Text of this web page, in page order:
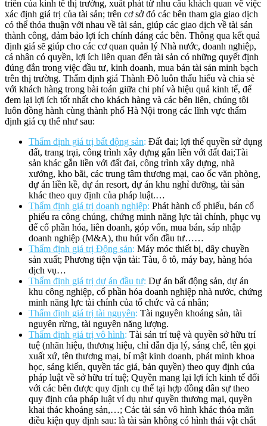
triển của kinh tế thị trường, xuất phát từ nhu cầu khách quan về việc
xác định giá trị của tài sản; trên cơ sở đó các bên tham gia giao dịch
có thể thỏa thuận với nhau về tài sản, giúp các giao dịch về tài sản
thành công, đảm bảo lợi ích chính đáng các bên. Thông qua kết quả
định giá sẽ giúp cho các cơ quan quản lý Nhà nước, doanh nghiệp,
cá nhân có quyền, lợi ích liên quan đến tài sản có những quyết định
đúng đắn trong việc đầu tư, kinh doanh, mua bán tài sản minh bạch
trên thị trường. Thẩm định giá Thành Đô luôn thấu hiểu và chia sẻ
với khách hàng trong bài toán giữa chi phí và hiệu quả kinh tế, để
đem lại lợi ích tốt nhất cho khách hàng và các bên liên, chúng tôi
luôn đồng hành cùng thành phố Hà Nội trong các lĩnh vực thẩm
định giá cụ thể như sau:
Thẩm định giá trị bất động sản: Đất đai; lợi thế quyền sử dụng
đất, trang trại, công trình xây dựng gắn liền với đất đai;Tài
sản khác gắn liền với đất đai, công trình xây dựng, nhà
xưởng, kho bãi, các trung tâm thương mại, cao ốc văn phòng,
dự án liền kề, dự án resort, dự án khu nghỉ dưỡng, tài sản
khác theo quy định của pháp luật.…
Thẩm định giá trị doanh nghiệp: Phát hành cổ phiếu, bán cổ
phiếu ra công chúng, chứng minh năng lực tài chính, phục vụ
để cổ phần hóa, liên doanh, góp vốn, mua bán, sáp nhập
doanh nghiệp (M&A), thu hút vốn đầu tư……
Thẩm định giá trị Động sản: Máy móc thiết bị, dây chuyền
sản xuất; Phương tiện vận tải: Tàu, ô tô, máy bay, hàng hóa
dịch vụ…
Thẩm định giá trị dự án đầu tư: Dự án bất động sản, dự án
khu công nghiệp, cổ phần hóa doanh nghiệp nhà nước, chứng
minh năng lực tài chính của tổ chức và cá nhân;
Thẩm định giá trị tài nguyên: Tài nguyên khoáng sản, tài
nguyên rừng, tài nguyên năng lượng.
Thẩm định giá trị vô hình: Tài sản trí tuệ và quyền sở hữu trí
tuệ (nhãn hiệu, thương hiệu, chỉ dẫn địa lý, sáng chế, tên gọi
xuất xứ, tên thương mại, bí mật kinh doanh, phát minh khoa
học, sáng kiến, quyền tác giả, bản quyền) theo quy định của
pháp luật về sở hữu trí tuệ; Quyền mang lại lợi ích kinh tế đối
với các bên được quy định cụ thể tại hợp đồng dân sự theo
quy định của pháp luật ví dụ như quyền thương mại, quyền
khai thác khoáng sản,…; Các tài sản vô hình khác thỏa mãn
điều kiện quy định sau: là tài sản không có hình thái vật chất